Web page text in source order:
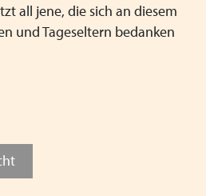
all jene, die sich an diesem
und Tageseltern bedanken